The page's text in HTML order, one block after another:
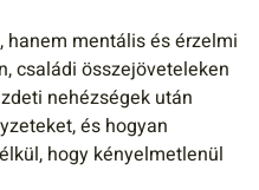
mentális és érzelmi
családi összejöveteleken
nehézségek után
és hogyan
hogy kényelmetlenül